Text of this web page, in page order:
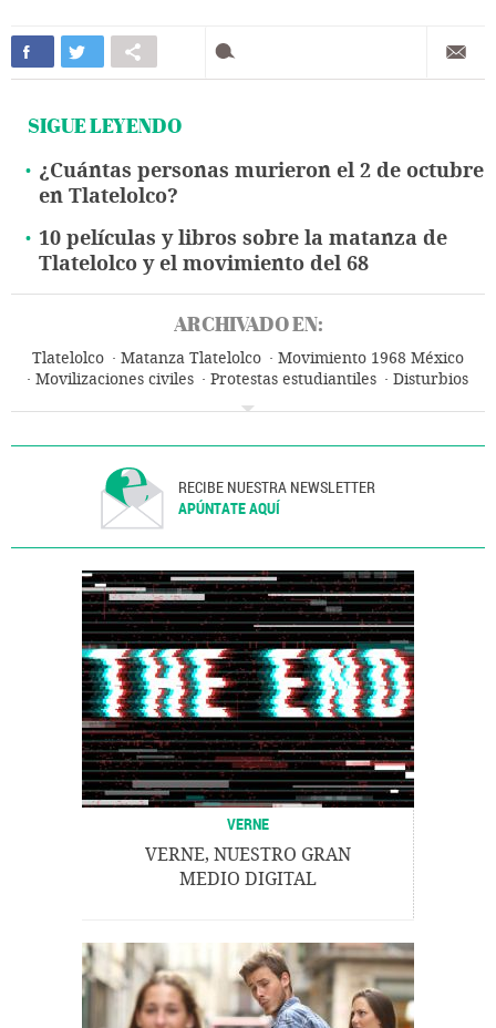
SIGUE LEYENDO
¿Cuántas personas murieron el 2 de octubre
en Tlatelolco?
10 películas y libros sobre la matanza de
Tlatelolco y el movimiento del 68
ARCHIVADO EN:
Tlatelolco Matanza Tlatelolco
Movimiento 1968 México
Movilizaciones civiles
Protestas estudiantiles
Disturbios
Acción militar
Estudiantes
Malestar social
Movimientos sociales
RECIBE NUESTRA NEWSLETTER
APÚNTATE AQUÍ
VERNE
VERNE, NUESTRO GRAN
MEDIO DIGITAL